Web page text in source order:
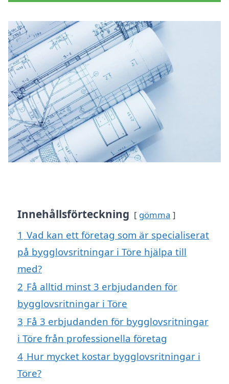
Innehållsförteckning gömma
1 Vad kan ett företag som är specialiserat
på bygglovsritningar i Töre hjälpa till
med?
2 Få alltid minst 3 erbjudanden för
bygglovsritningar i Töre
3 Få 3 erbjudanden för bygglovsritningar
i Töre från professionella företag
4 Hur mycket kostar bygglovsritningar i
Töre?